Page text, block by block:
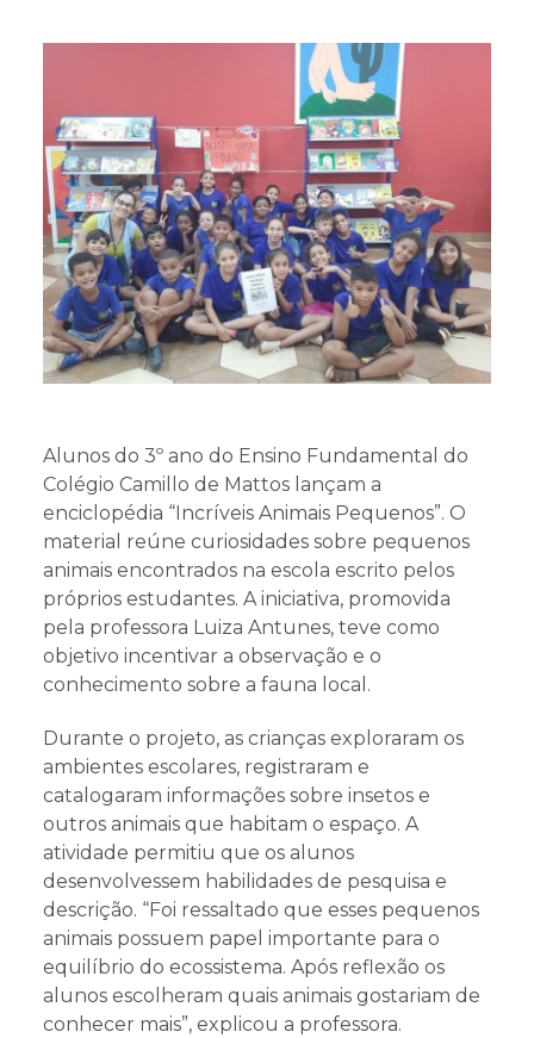
Projetos
Transparência
Blog
Alunos do 3º ano do Ensino Fundamental do
Colégio Camillo de Mattos lançam a
enciclopédia “Incríveis Animais Pequenos”. O
material reúne curiosidades sobre pequenos
animais encontrados na escola escrito pelos
próprios estudantes. A iniciativa, promovida
pela professora Luiza Antunes, teve como
objetivo incentivar a observação e o
conhecimento sobre a fauna local.
Durante o projeto, as crianças exploraram os
ambientes escolares, registraram e
catalogaram informações sobre insetos e
outros animais que habitam o espaço. A
atividade permitiu que os alunos
desenvolvessem habilidades de pesquisa e
descrição. “Foi ressaltado que esses pequenos
animais possuem papel importante para o
equilíbrio do ecossistema. Após reflexão os
alunos escolheram quais animais gostariam de
conhecer mais”, explicou a professora.